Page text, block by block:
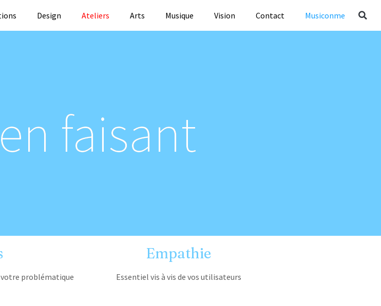
Design Ateliers Arts Musique Vision Contact Musiconme
faisant
votre problématique
Empathie
Essentiel vis à vis de vos utilisateurs